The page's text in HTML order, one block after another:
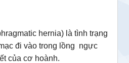
hernia) là tình trạng
đi vào trong lồng ngực
của cơ hoành.